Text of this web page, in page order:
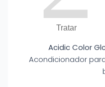
Tratar
Acidic Color
Acondicionador